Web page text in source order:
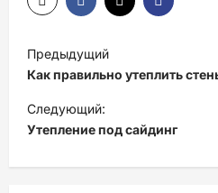
Н
а
в
и
Предыдущий
Как правильно утеплить
Следующий:
Утепление под сайдинг